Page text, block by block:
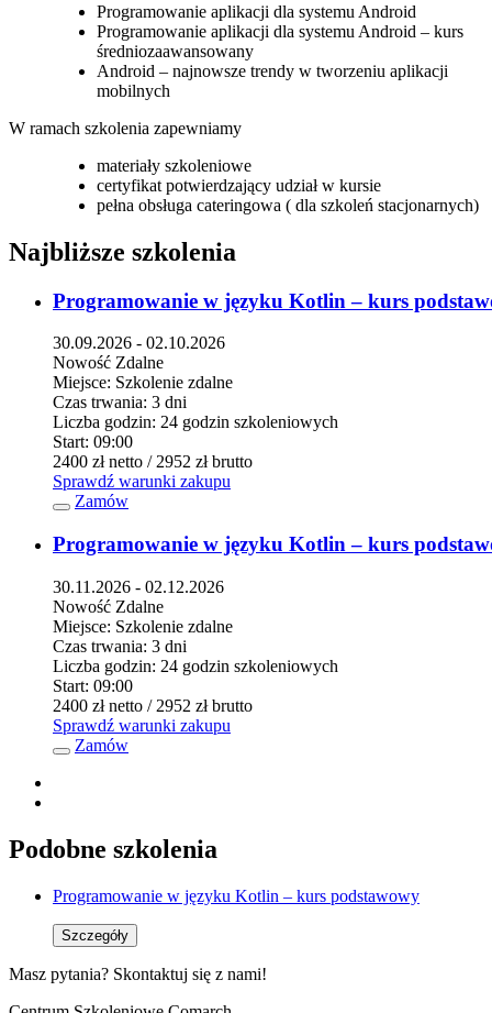
Programowanie aplikacji dla systemu Android
Programowanie aplikacji dla systemu Android – kurs
średniozaawansowany
Android – najnowsze trendy w tworzeniu aplikacji
mobilnych
W ramach szkolenia zapewniamy
materiały szkoleniowe
certyfikat potwierdzający udział w kursie
pełna obsługa cateringowa ( dla szkoleń stacjonarnych)
Najbliższe szkolenia
Programowanie w języku Kotlin – kurs
30.09.2026 - 02.10.2026
Nowość Zdalne
Miejsce: Szkolenie zdalne
Czas trwania: 3 dni
Liczba godzin: 24 godzin szkoleniowych
Start: 09:00
2400 złnetto / 2952 złbrutto
Sprawdź warunki zakupu
Zamów
Programowanie w języku Kotlin – kurs
30.11.2026 - 02.12.2026
Nowość Zdalne
Miejsce: Szkolenie zdalne
Czas trwania: 3 dni
Liczba godzin: 24 godzin szkoleniowych
Start: 09:00
2400 złnetto / 2952 złbrutto
Sprawdź warunki zakupu
Zamów
Podobne szkolenia
Programowanie w języku Kotlin – kurs podstawowy
Szczegóły
Masz pytania? Skontaktuj się z nami!